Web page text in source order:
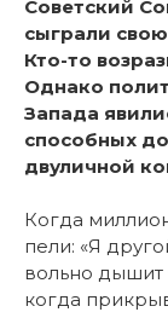
Советский
сыграли
Кто-то
Однако
Запада
способных
двуличной
Когда
пели: «Я
вольно дышит
когда